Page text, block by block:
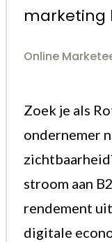
marketing
Online
Zoek je als
ondernemer
stroom aan
rendement
digitale